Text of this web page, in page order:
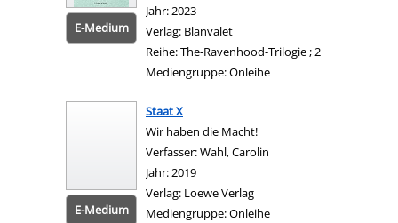
E-Medium
Jahr:2023
Verlag: Blanvalet
Reihe:The-Ravenhood-Trilogie ; 2
Mediengruppe:Onleihe
Zum
E-Medium
Staat X
Wir haben die Macht!
Verfasser:Wahl, Carolin
Jahr:2019
Verlag: Loewe Verlag
Mediengruppe:Onleihe